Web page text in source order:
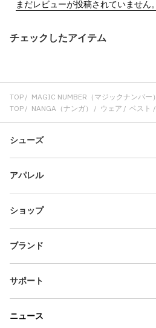
チェックしたアイテム
TOP MAGIC NUMBER（マジックナンバー）
TOP
NANGA（ナンガ） ウェア ベスト
シューズ
アパレル
ショップ
ブランド
サポート
ニュース